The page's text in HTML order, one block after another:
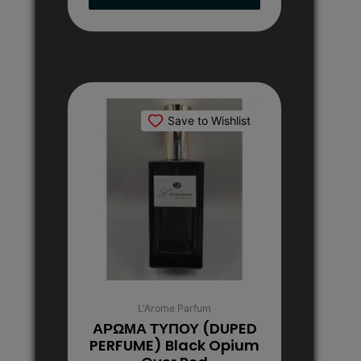
Save to Wishlist
L'Arome Parfum
ΑΡΩΜΑ ΤΥΠΟΥ (DUPED
PERFUME) Black Opium
το
προϊόν
έχει
παραλλαγές.
Οι
να
επιλεγούν
στη
σελίδα
του